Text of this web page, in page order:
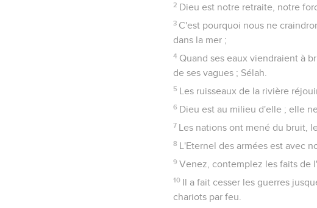
2 Dieu est notre retraite, notre
3 C'est pourquoi nous ne
dans la mer ;
4 Quand ses eaux viendraient à
de ses vagues ; Sélah.
5 Les ruisseaux de la rivière
6 Dieu est au milieu d'elle ; elle
7 Les nations ont mené du bruit,
8 L'Eternel des armées est avec
9 Venez, contemplez les faits de
10 Il a fait cesser les guerres
chariots par feu.